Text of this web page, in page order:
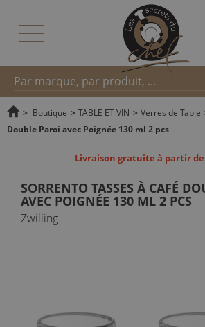
Recherche
> Boutique > TABLE ET VIN > Verres de Table
Double Paroi avec Poignée 130 ml 2 pcs
Livraison gratuite à partir de
SORRENTO TASSES À CAFÉ
AVEC POIGNÉE 130 ML 2 PCS
Zwilling